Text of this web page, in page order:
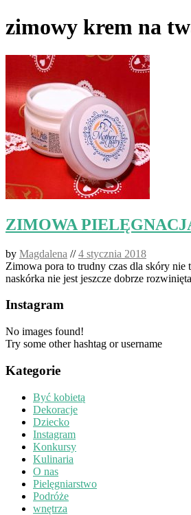
zimowy krem na
ZIMOWA
by Magdalena //4 stycznia 2018
Zimowa pora to trudny czas dla skóry nie
naskórka nie jest jeszcze dobrze
Instagram
No images found!
Try some other hashtag or username
Kategorie
Być kobietą
Dekoracje
Dziecko
Instagram
Konkursy
Kulinaria
O nas
Pielęgniarstwo
Podróże
wnętrza